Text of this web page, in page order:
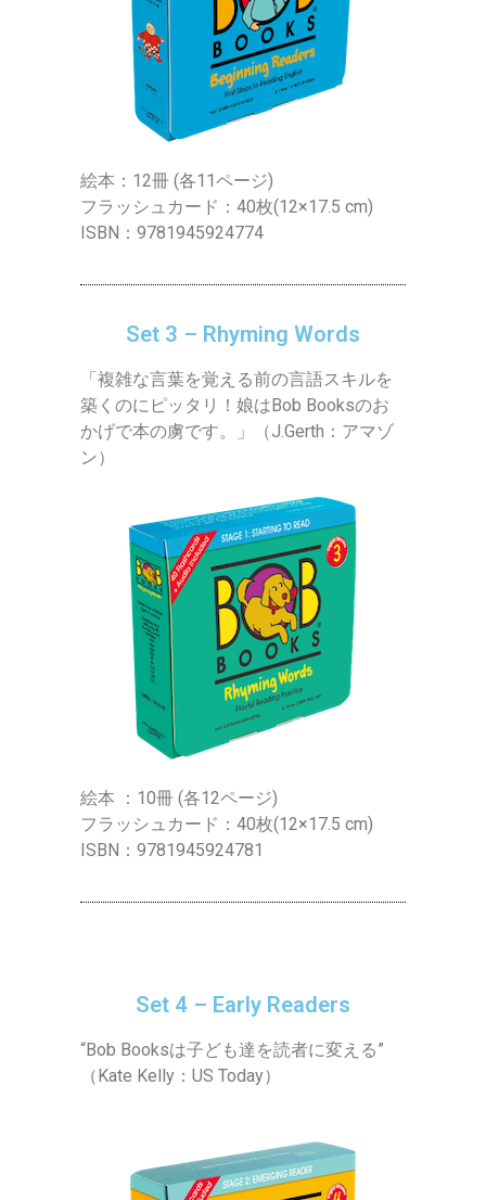
絵本：12冊 (各11ページ)
フラッシュカード：40枚(12×17.5 cm)
ISBN：9781945924774
Set 3 – Rhyming Words
「複雑な言葉を覚える前の言語スキルを
築くのにピッタリ！娘はBob Booksのお
かげで本の虜です。」（J.Gerth：アマゾ
ン）
絵本 ：10冊 (各12ページ)
フラッシュカード：40枚(12×17.5 cm)
ISBN：9781945924781
Set 4 – Early Readers
“Bob Booksは子ども達を読者に変える”
（Kate Kelly：US Today）